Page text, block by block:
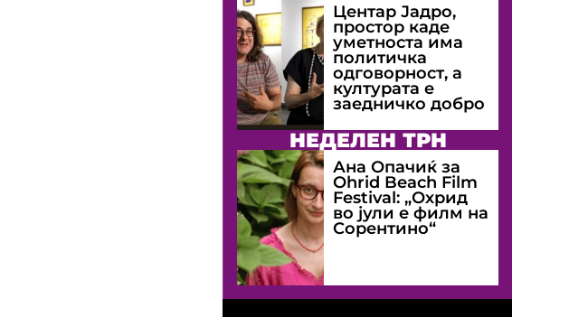
Центар Јадро,
простор каде
уметноста има
политичка
одговорност, а
културата е
заедничко добро
НЕДЕЛЕН ТРН
Ана Опачиќ за
Оhrid Beach Film
Festival: „Охрид
во јули е филм на
Сорентино“